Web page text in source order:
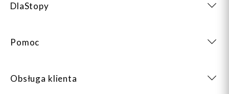
DlaStopy
Pomoc
Obsługa klienta